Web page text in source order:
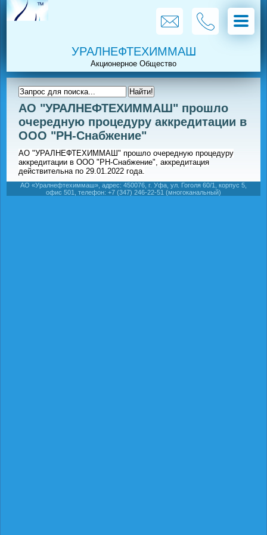
УРАЛНЕФТЕХИММАШ
АО "УРАЛНЕФТЕХИММАШ" прошло
очередную процедуру аккредитации в
ООО "РН-Снабжение"
АО "УРАЛНЕФТЕХИММАШ" прошло очередную процедуру
аккредитации в ООО "РН-Снабжение", аккредитация
действительна по 29.01.2022 года.
АО «Уралнефтехиммаш», адрес: 450076, г. Уфа, ул. Гоголя 60/1, корпус 5,
офис 501, телефон: +7 (347) 246-22-51 (многоканальный)